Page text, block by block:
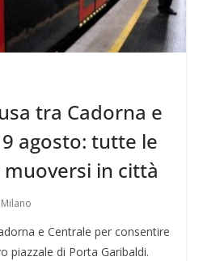
tra Cadorna e
9 agosto: tutte le
in città
e Centrale per consentire
piazzale di Porta Garibaldi.